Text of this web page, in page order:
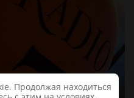
Продолжая находиться